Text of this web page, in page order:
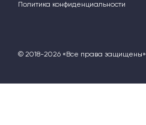
Политика конфиденциальности
© 2018-2026 «Все права защищены»